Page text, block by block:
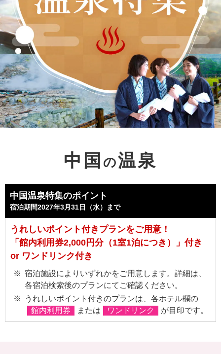
中国 の温泉
中国温泉特集のポイント
宿泊期間2027年3月31日（水）まで
うれしいポイント付きプランをご用意！
「館内利用券2,000円分（1室1泊につき）」付き
or ワンドリンク付き
宿泊施設によりいずれかをご用意します。詳細は、
各宿泊検索後のプランにてご確認ください。
うれしいポイント付きのプランは、各ホテル欄の
館内利用券
または ワンドリンク が目印です。